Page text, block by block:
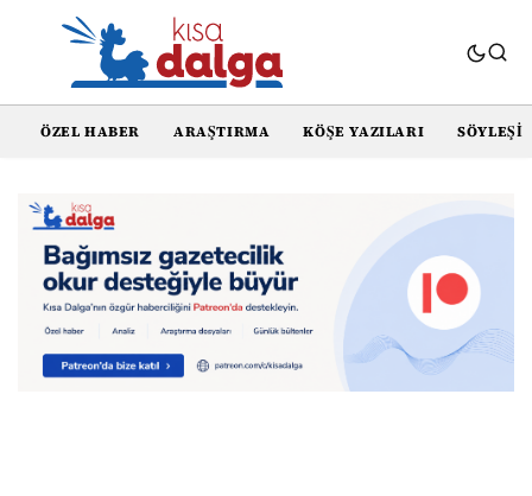
ÖZEL HABER ARAŞTIRMA KÖŞE YAZILARI SÖYLEŞI